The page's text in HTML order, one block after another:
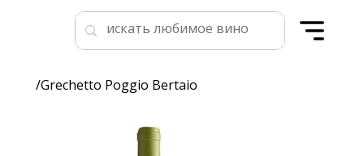
/Grechetto Poggio Bertaio